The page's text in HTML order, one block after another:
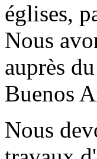
églises,
Nous
auprès
Buenos
Nous